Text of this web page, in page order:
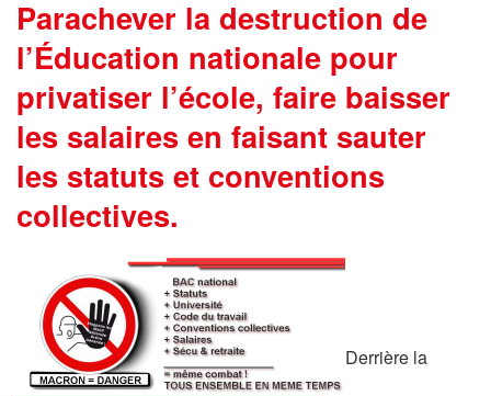
Parachever la destruction de
l’Éducation nationale pour
privatiser l’école, faire baisser
les salaires en faisant sauter
les statuts et conventions
collectives.
Derrière la